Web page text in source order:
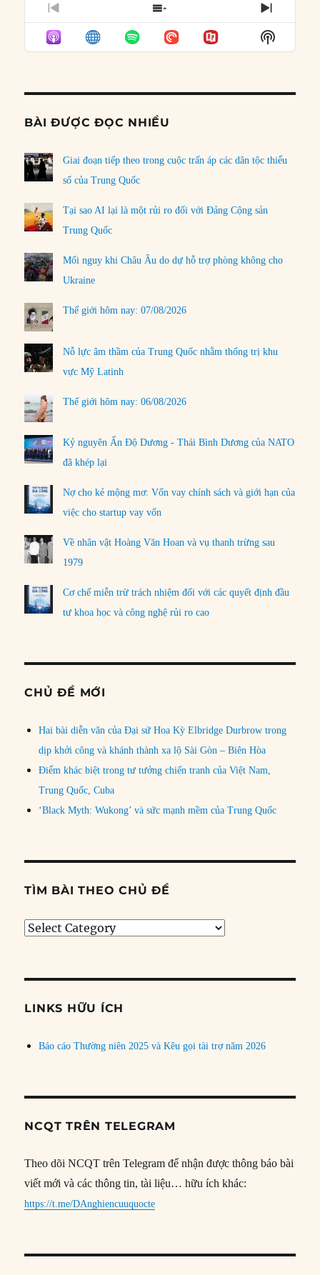
PREVIOUS
EPISODE
SHOW
EPISODES
LIST
NEXT
Show
Podcast
BÀI ĐƯỢC ĐỌC NHIỀU
Giai đoạn tiếp theo trong cuộc trấn áp các dân tộc thiểu
số của Trung Quốc
Tại sao AI lại là một rủi ro đối với Đảng Cộng sản
Trung Quốc
Mối nguy khi Châu Âu do dự hỗ trợ phòng không cho
Ukraine
Thế giới hôm nay: 07/08/2026
Nỗ lực âm thầm của Trung Quốc nhằm thống trị khu
vực Mỹ Latinh
Thế giới hôm nay: 06/08/2026
Kỷ nguyên Ấn Độ Dương - Thái Bình Dương của NATO
đã khép lại
Nợ cho kẻ mộng mơ: Vốn vay chính sách và giới hạn của
việc cho startup vay vốn
Về nhân vật Hoàng Văn Hoan và vụ thanh trừng sau
1979
Cơ chế miễn trừ trách nhiệm đối với các quyết định đầu
tư khoa học và công nghệ rủi ro cao
CHỦ ĐỀ MỚI
Hai bài diễn văn của Đại sứ Hoa Kỳ Elbridge Durbrow trong
dịp khởi công và khánh thành xa lộ Sài Gòn – Biên Hòa
Điểm khác biệt trong tư tưởng chiến tranh của Việt Nam,
Trung Quốc, Cuba
‘Black Myth: Wukong’ và sức mạnh mềm của Trung Quốc
TÌM BÀI THEO CHỦ ĐỀ
Tìm
đề
LINKS HỮU ÍCH
Báo cáo Thường niên 2025 và Kêu gọi tài trợ năm 2026
NCQT TRÊN TELEGRAM
Theo dõi NCQT trên Telegram để nhận được thông báo bài
viết mới và các thông tin, tài liệu… hữu ích khác:
https://t.me/DAnghiencuuquocte